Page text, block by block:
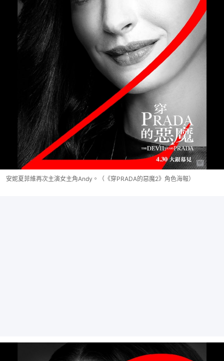
安妮夏菲維再次主演女主角Andy。（《穿PRADA的惡魔2》角色海報）